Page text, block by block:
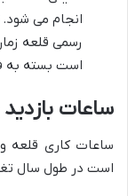
انجام می
رسمی قلعه
است بسته به
ساعات
ساعات کاری
است در طول سال